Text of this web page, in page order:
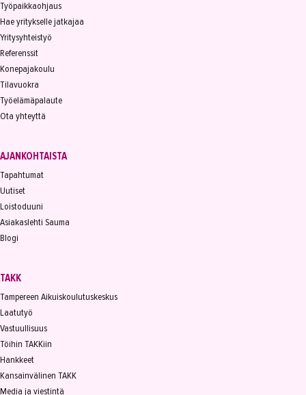
Työpaikkaohjaus
Hae yritykselle jatkajaa
Yritysyhteistyö
Referenssit
Konepajakoulu
Tilavuokra
Työelämäpalaute
Ota yhteyttä
AJANKOHTAISTA
Tapahtumat
Uutiset
Loistoduuni
Asiakaslehti Sauma
Blogi
TAKK
Tampereen Aikuiskoulutuskeskus
Laatutyö
Vastuullisuus
Töihin TAKKiin
Hankkeet
Kansainvälinen TAKK
Media ja viestintä